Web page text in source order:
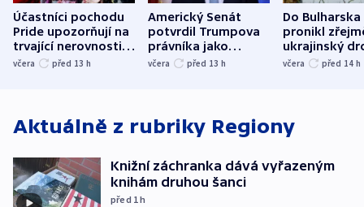
Účastníci pochodu
Pride upozorňují na
trvající nerovnosti i
společenskou
včera před 13 h
Americký Senát
potvrdil Trumpova
právníka jako
ministra
včera před 13 h
Do Bulharska
pronikl
ukrajinský
explodoval
včera před 14 h
Aktuálně z rubriky Regiony
Knižní záchranka dává vyřazeným
knihám druhou šanci
před 1h